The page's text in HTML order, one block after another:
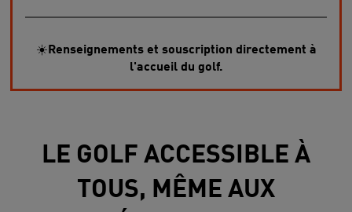
☀️ Renseignements et souscription directement à
l'accueil du golf.
LE GOLF ACCESSIBLE À
TOUS, MÊME AUX